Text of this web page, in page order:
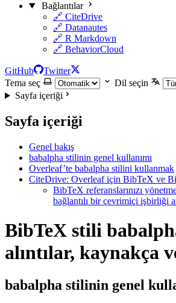
Bağlantılar
🔗 CiteDrive
🔗 Datanautes
🔗 R Markdown
🔗 BehaviorCloud
GitHub
Twitter
Tema seç
Dil seçin
Sayfa içeriği
Sayfa içeriği
Genel bakış
babalpha stilinin genel kullanımı
Overleaf’te babalpha stilini kullanmak
CiteDrive: Overleaf için BibTeX ve
BibTeX referanslarınızı
bağlantılı bir çevrimiçi işbirliği
BibTeX stili
alıntılar, kaynakça
babalpha stilinin genel